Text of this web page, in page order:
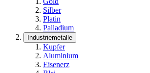
Silber
Platin
Palladium
Industriemetalle
Kupfer
Aluminium
Eisenerz